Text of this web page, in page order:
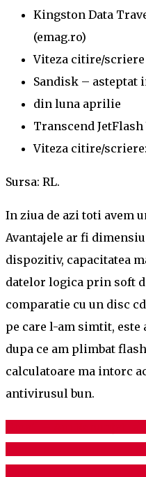
Kingston Data
(emag.ro)
Viteza citire/scriere
Sandisk – asteptat
din luna aprilie
Transcend
Viteza citire/scriere:
Sursa: RL.
In ziua de azi toti avem
Avantajele ar fi
dispozitiv, capacitatea
datelor logica prin soft
comparatie cu un disc
pe care l-am simtit, este
dupa ce am plimbat
calculatoare ma intorc
antivirusul bun.
Post
navigation